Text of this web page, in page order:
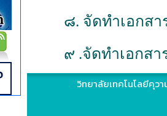
๘. จัดทำเอกส
๙ .จัดทำเอกสา
วิทยาลัยเทคโนโลยีคุว